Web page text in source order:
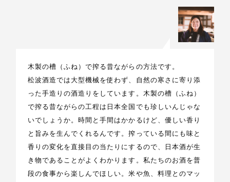
木製の槽（ふね）で搾る昔ながらの方法です。
松波酒造では大型機械を使わず、自然の寒さに寄り添
った手造りの酒造りをしています。木製の槽（ふね）
で搾る昔ながらの工程は日本全国でも珍しいんじゃな
いでしょうか。時間と手間はかかるけど、優しい香り
と旨みを生んでくれるんです。搾っている間にも味と
香りの変化を直接目の当たりにするので、日本酒が生
き物であることがよくわかります。私たちのお酒を普
段の食事から楽しんでほしい。米や魚、料理とのマッ